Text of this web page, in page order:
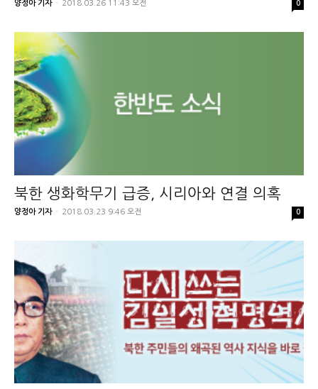
양정아 기자 - 2018.03.26 11:43 오전 0
북한 생화학무기 급증, 시리아와 연결 의혹
양정아 기자 - 2018.03.23 9:46 오전 0